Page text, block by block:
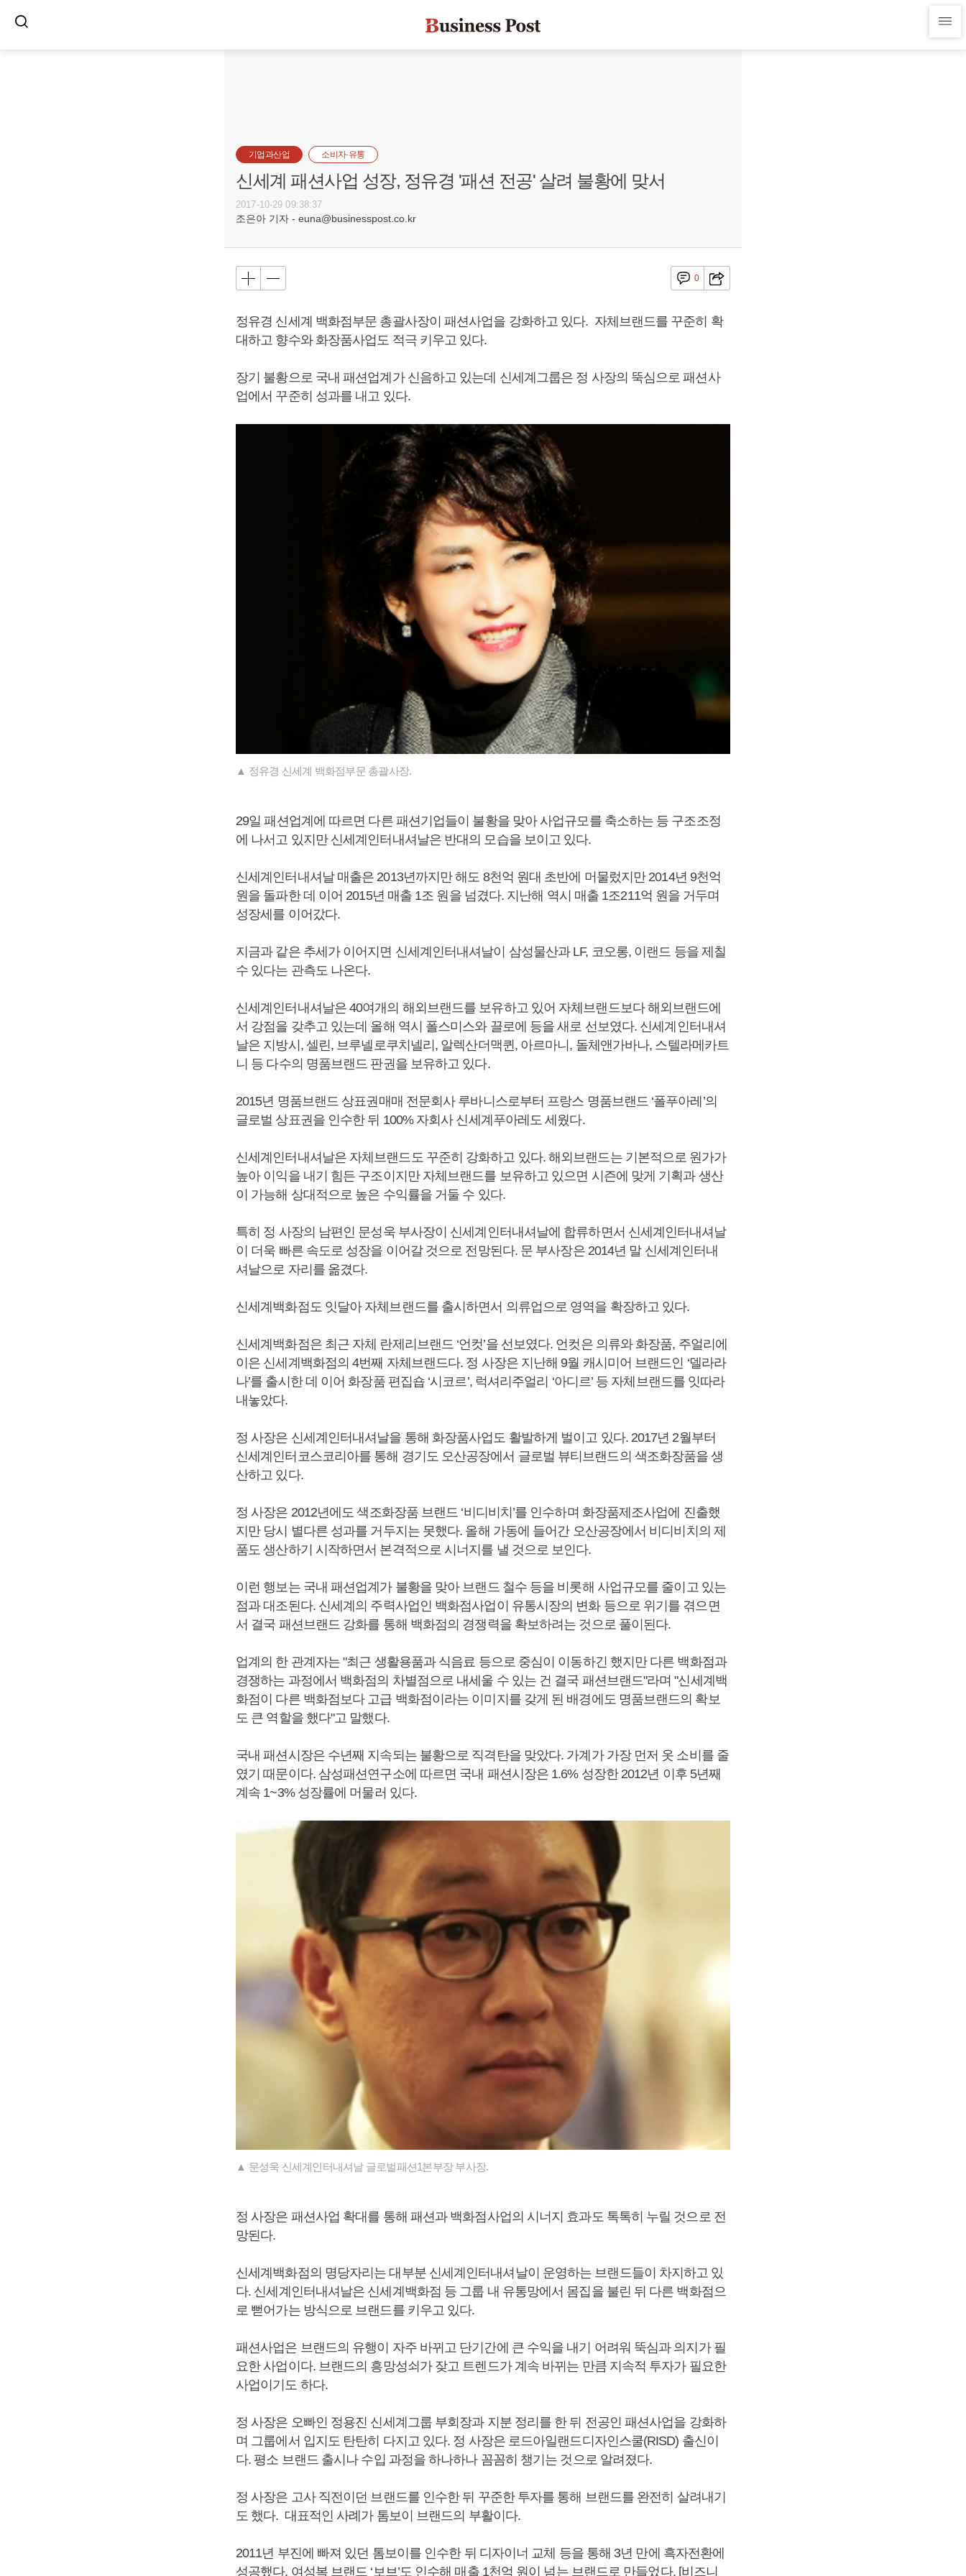
기업과산업 소비자·유통
신세계 패션사업 성장, 정유경 '패션 전공' 살려 불황에 맞서
2017-10-29 09:38:37
조은아 기자 - euna@businesspost.co.kr
0
정유경 신세계 백화점부문 총괄사장이 패션사업을 강화하고 있다. 자체브랜드를 꾸준히 확
대하고 향수와 화장품사업도 적극 키우고 있다.
장기 불황으로 국내 패션업계가 신음하고 있는데 신세계그룹은 정 사장의 뚝심으로 패션사
업에서 꾸준히 성과를 내고 있다.
▲ 정유경 신세계 백화점부문 총괄사장.
29일 패션업계에 따르면 다른 패션기업들이 불황을 맞아 사업규모를 축소하는 등 구조조정
에 나서고 있지만 신세계인터내셔날은 반대의 모습을 보이고 있다.
신세계인터내셔날 매출은 2013년까지만 해도 8천억 원대 초반에 머물렀지만 2014년 9천억
원을 돌파한 데 이어 2015년 매출 1조 원을 넘겼다. 지난해 역시 매출 1조211억 원을 거두며
성장세를 이어갔다.
지금과 같은 추세가 이어지면 신세계인터내셔날이 삼성물산과 LF, 코오롱, 이랜드 등을 제칠
수 있다는 관측도 나온다.
신세계인터내셔날은 40여개의 해외브랜드를 보유하고 있어 자체브랜드보다 해외브랜드에
서 강점을 갖추고 있는데 올해 역시 폴스미스와 끌로에 등을 새로 선보였다. 신세계인터내셔
날은 지방시, 셀린, 브루넬로쿠치넬리, 알렉산더맥퀸, 아르마니, 돌체앤가바나, 스텔라메카트
니 등 다수의 명품브랜드 판권을 보유하고 있다.
2015년 명품브랜드 상표권매매 전문회사 루바니스로부터 프랑스 명품브랜드 ‘폴푸아레’의
글로벌 상표권을 인수한 뒤 100% 자회사 신세계푸아레도 세웠다.
신세계인터내셔날은 자체브랜드도 꾸준히 강화하고 있다. 해외브랜드는 기본적으로 원가가
높아 이익을 내기 힘든 구조이지만 자체브랜드를 보유하고 있으면 시즌에 맞게 기획과 생산
이 가능해 상대적으로 높은 수익률을 거둘 수 있다.
특히 정 사장의 남편인 문성욱 부사장이 신세계인터내셔날에 합류하면서 신세계인터내셔날
이 더욱 빠른 속도로 성장을 이어갈 것으로 전망된다. 문 부사장은 2014년 말 신세계인터내
셔날으로 자리를 옮겼다.
신세계백화점도 잇달아 자체브랜드를 출시하면서 의류업으로 영역을 확장하고 있다.
신세계백화점은 최근 자체 란제리브랜드 ‘언컷’을 선보였다. 언컷은 의류와 화장품, 주얼리에
이은 신세계백화점의 4번째 자체브랜드다. 정 사장은 지난해 9월 캐시미어 브랜드인 ‘델라라
나’를 출시한 데 이어 화장품 편집숍 ‘시코르’, 럭셔리주얼리 ‘아디르’ 등 자체브랜드를 잇따라
내놓았다.
정 사장은 신세계인터내셔날을 통해 화장품사업도 활발하게 벌이고 있다. 2017년 2월부터
신세계인터코스코리아를 통해 경기도 오산공장에서 글로벌 뷰티브랜드의 색조화장품을 생
산하고 있다.
정 사장은 2012년에도 색조화장품 브랜드 ‘비디비치’를 인수하며 화장품제조사업에 진출했
지만 당시 별다른 성과를 거두지는 못했다. 올해 가동에 들어간 오산공장에서 비디비치의 제
품도 생산하기 시작하면서 본격적으로 시너지를 낼 것으로 보인다.
이런 행보는 국내 패션업계가 불황을 맞아 브랜드 철수 등을 비롯해 사업규모를 줄이고 있는
점과 대조된다. 신세계의 주력사업인 백화점사업이 유통시장의 변화 등으로 위기를 겪으면
서 결국 패션브랜드 강화를 통해 백화점의 경쟁력을 확보하려는 것으로 풀이된다.
업계의 한 관계자는 "최근 생활용품과 식음료 등으로 중심이 이동하긴 했지만 다른 백화점과
경쟁하는 과정에서 백화점의 차별점으로 내세울 수 있는 건 결국 패션브랜드"라며 "신세계백
화점이 다른 백화점보다 고급 백화점이라는 이미지를 갖게 된 배경에도 명품브랜드의 확보
도 큰 역할을 했다"고 말했다.
국내 패션시장은 수년째 지속되는 불황으로 직격탄을 맞았다. 가계가 가장 먼저 옷 소비를 줄
였기 때문이다. 삼성패션연구소에 따르면 국내 패션시장은 1.6% 성장한 2012년 이후 5년째
계속 1~3% 성장률에 머물러 있다.
▲ 문성욱 신세계인터내셔날 글로벌패션1본부장 부사장.
정 사장은 패션사업 확대를 통해 패션과 백화점사업의 시너지 효과도 톡톡히 누릴 것으로 전
망된다.
신세계백화점의 명당자리는 대부분 신세계인터내셔날이 운영하는 브랜드들이 차지하고 있
다. 신세계인터내셔날은 신세계백화점 등 그룹 내 유통망에서 몸집을 불린 뒤 다른 백화점으
로 뻗어가는 방식으로 브랜드를 키우고 있다.
패션사업은 브랜드의 유행이 자주 바뀌고 단기간에 큰 수익을 내기 어려워 뚝심과 의지가 필
요한 사업이다. 브랜드의 흥망성쇠가 잦고 트렌드가 계속 바뀌는 만큼 지속적 투자가 필요한
사업이기도 하다.
정 사장은 오빠인 정용진 신세계그룹 부회장과 지분 정리를 한 뒤 전공인 패션사업을 강화하
며 그룹에서 입지도 탄탄히 다지고 있다. 정 사장은 로드아일랜드디자인스쿨(RISD) 출신이
다. 평소 브랜드 출시나 수입 과정을 하나하나 꼼꼼히 챙기는 것으로 알려졌다.
정 사장은 고사 직전이던 브랜드를 인수한 뒤 꾸준한 투자를 통해 브랜드를 완전히 살려내기
도 했다. 대표적인 사례가 톰보이 브랜드의 부활이다.
2011년 부진에 빠져 있던 톰보이를 인수한 뒤 디자이너 교체 등을 통해 3년 만에 흑자전환에
성공했다. 여성복 브랜드 ‘보브’도 인수해 매출 1천억 원이 넘는 브랜드로 만들었다. [비즈니